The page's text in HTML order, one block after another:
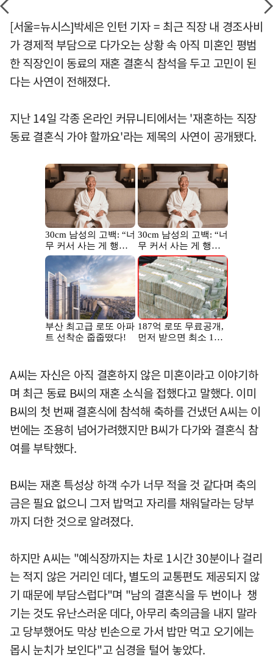
[서울=뉴시스]박세은 인턴 기자 = 최근 직장 내 경조사비
가 경제적 부담으로 다가오는 상황 속 아직 미혼인 평범
한 직장인이 동료의 재혼 결혼식 참석을 두고 고민이 된
다는 사연이 전해졌다.
지난 14일 각종 온라인 커뮤니티에서는 '재혼하는 직장
동료 결혼식 가야 할까요'라는 제목의 사연이 공개됐다.
A씨는 자신은 아직 결혼하지 않은 미혼이라고 이야기하
며 최근 동료 B씨의 재혼 소식을 접했다고 말했다. 이미
B씨의 첫 번째 결혼식에 참석해 축하를 건냈던 A씨는 이
번에는 조용히 넘어가려했지만 B씨가 다가와 결혼식 참
여를 부탁했다.
B씨는 재혼 특성상 하객 수가 너무 적을 것 같다며 축의
금은 필요 없으니 그저 밥먹고 자리를 채워달라는 당부
까지 더한 것으로 알려졌다.
하지만 A씨는 "예식장까지는 차로 1시간 30분이나 걸리
는 적지 않은 거리인 데다, 별도의 교통편도 제공되지 않
기 때문에 부담스럽다"며 "남의 결혼식을 두 번이나 챙
기는 것도 유난스러운 데다, 아무리 축의금을 내지 말라
고 당부했어도 막상 빈손으로 가서 밥만 먹고 오기에는
몹시 눈치가 보인다"고 심경을 털어 놓았다.